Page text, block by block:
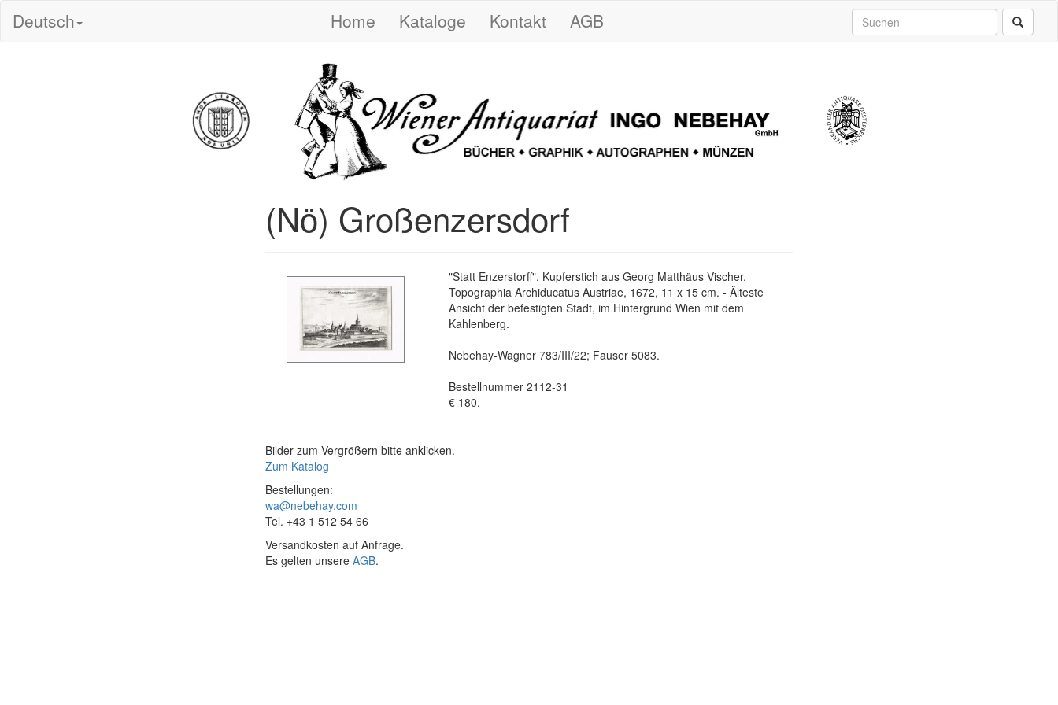
Deutsch Home Kataloge Kontakt AGB
(Nö) Großenzersdorf
"Statt Enzerstorff". Kupferstich aus Georg Matthäus Vischer,
Topographia Archiducatus Austriae, 1672, 11 x 15 cm. - Älteste
Ansicht der befestigten Stadt, im Hintergrund Wien mit dem
Kahlenberg.
Nebehay-Wagner 783/III/22; Fauser 5083.
Bestellnummer 2112-31
€ 180,-
Bilder zum Vergrößern bitte anklicken.
Zum Katalog
Bestellungen:
wa@nebehay.com
Tel. +43 1 512 54 66
Versandkosten auf Anfrage.
Es gelten unsere AGB.